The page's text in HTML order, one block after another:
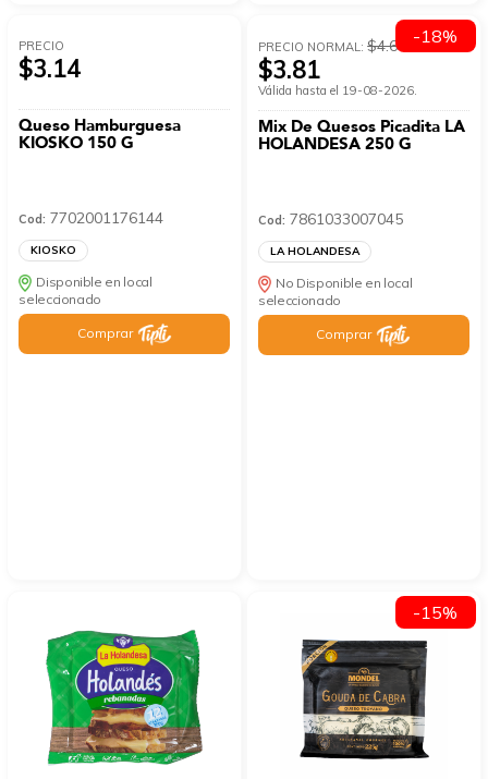
PRECIO
$3.14
Queso Hamburguesa
KIOSKO 150 G
Cod: 7702001176144
KIOSKO
Disponible en local
seleccionado
Comprar
PRECIO NORMAL:$4.64
$3.81
Válida hasta el 19-08-2026.
Mix De Quesos Picadita LA
HOLANDESA 250 G
Cod: 7861033007045
LA HOLANDESA
No Disponible en local
seleccionado
Comprar
-18%
-15%